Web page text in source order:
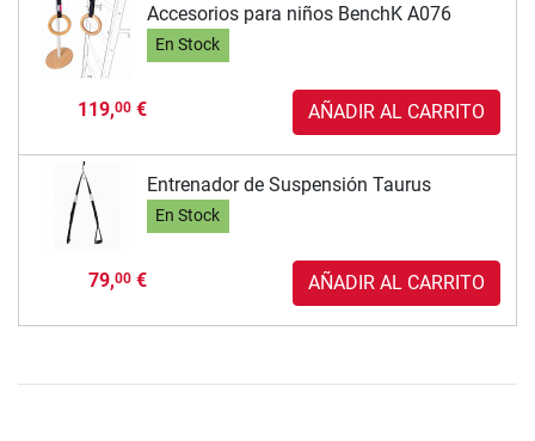
Accesorios para niños BenchK A076
En Stock
119,00€ AÑADIR AL CARRITO
Entrenador de Suspensión Taurus
En Stock
79,00€ AÑADIR AL CARRITO